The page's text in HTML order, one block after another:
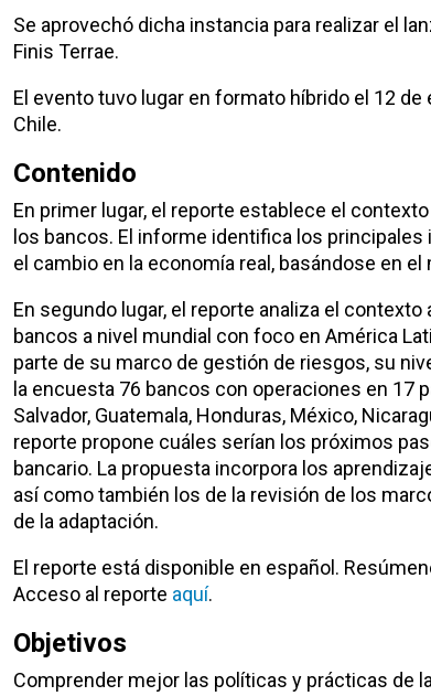
Se aprovechó dicha instancia para realizar el
Finis Terrae.
El evento tuvo lugar en formato híbrido el 12 de
Chile.
Contenido
En primer lugar, el reporte establece el
los bancos. El informe identifica los
el cambio en la economía real, basándose en
En segundo lugar, el reporte analiza el
bancos a nivel mundial con foco en América
parte de su marco de gestión de riesgos, su
la encuesta 76 bancos con operaciones en 17
Salvador, Guatemala, Honduras, México,
reporte propone cuáles serían los próximos
bancario. La propuesta incorpora los
así como también los de la revisión de los
de la adaptación.
El reporte está disponible en español.
Acceso al reporte aquí.
Objetivos
Comprender mejor las políticas y prácticas de